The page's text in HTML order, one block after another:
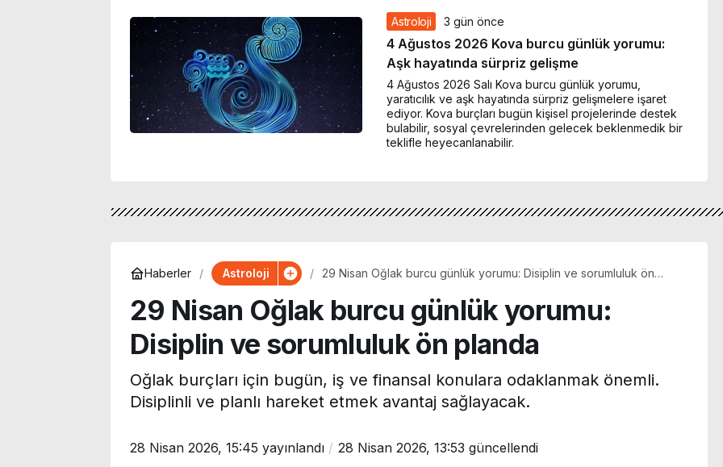
Astroloji 3 gün önce
4 Ağustos 2026 Kova burcu günlük yorumu:
Aşk hayatında sürpriz gelişme
4 Ağustos 2026 Salı Kova burcu günlük yorumu,
yaratıcılık ve aşk hayatında sürpriz gelişmelere işaret
ediyor. Kova burçları bugün kişisel projelerinde destek
bulabilir, sosyal çevrelerinden gelecek beklenmedik bir
teklifle heyecanlanabilir.
Haberler Astroloji
29 Nisan Oğlak burcu günlük yorumu: Disiplin ve sorumluluk ön
29 Nisan Oğlak burcu günlük yorumu:
Disiplin ve sorumluluk ön planda
Oğlak burçları için bugün, iş ve finansal konulara odaklanmak önemli.
Disiplinli ve planlı hareket etmek avantaj sağlayacak.
28 Nisan 2026, 15:45 yayınlandı 28 Nisan 2026, 13:53 güncellendi